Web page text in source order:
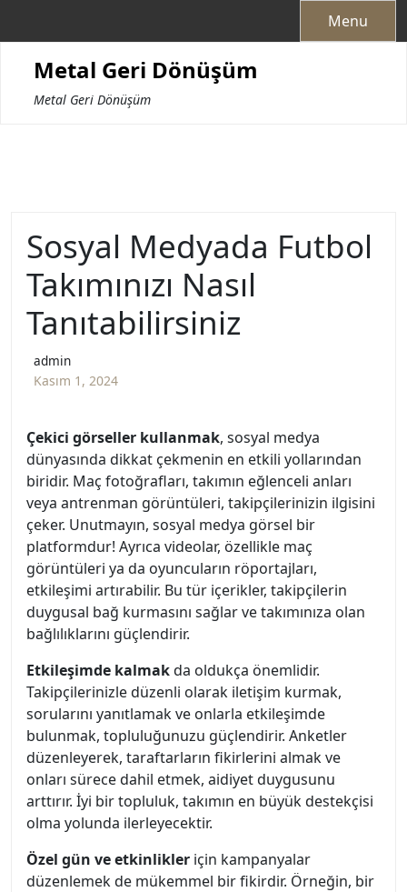
Menu
Metal Geri Dönüşüm
Metal Geri Dönüşüm
Sosyal Medyada Futbol
Takımınızı Nasıl
Tanıtabilirsiniz
admin
Kasım 1, 2024
Çekici görseller kullanmak, sosyal medya
dünyasında dikkat çekmenin en etkili yollarından
biridir. Maç fotoğrafları, takımın eğlenceli anları
veya antrenman görüntüleri, takipçilerinizin ilgisini
çeker. Unutmayın, sosyal medya görsel bir
platformdur! Ayrıca videolar, özellikle maç
görüntüleri ya da oyuncuların röportajları,
etkileşimi artırabilir. Bu tür içerikler, takipçilerin
duygusal bağ kurmasını sağlar ve takımınıza olan
bağlılıklarını güçlendirir.
Etkileşimde kalmakda oldukça önemlidir.
Takipçilerinizle düzenli olarak iletişim kurmak,
sorularını yanıtlamak ve onlarla etkileşimde
bulunmak, topluluğunuzu güçlendirir. Anketler
düzenleyerek, taraftarların fikirlerini almak ve
onları sürece dahil etmek, aidiyet duygusunu
arttırır. İyi bir topluluk, takımın en büyük destekçisi
olma yolunda ilerleyecektir.
Özel gün ve etkinlikler için kampanyalar
düzenlemek de mükemmel bir fikirdir. Örneğin, bir